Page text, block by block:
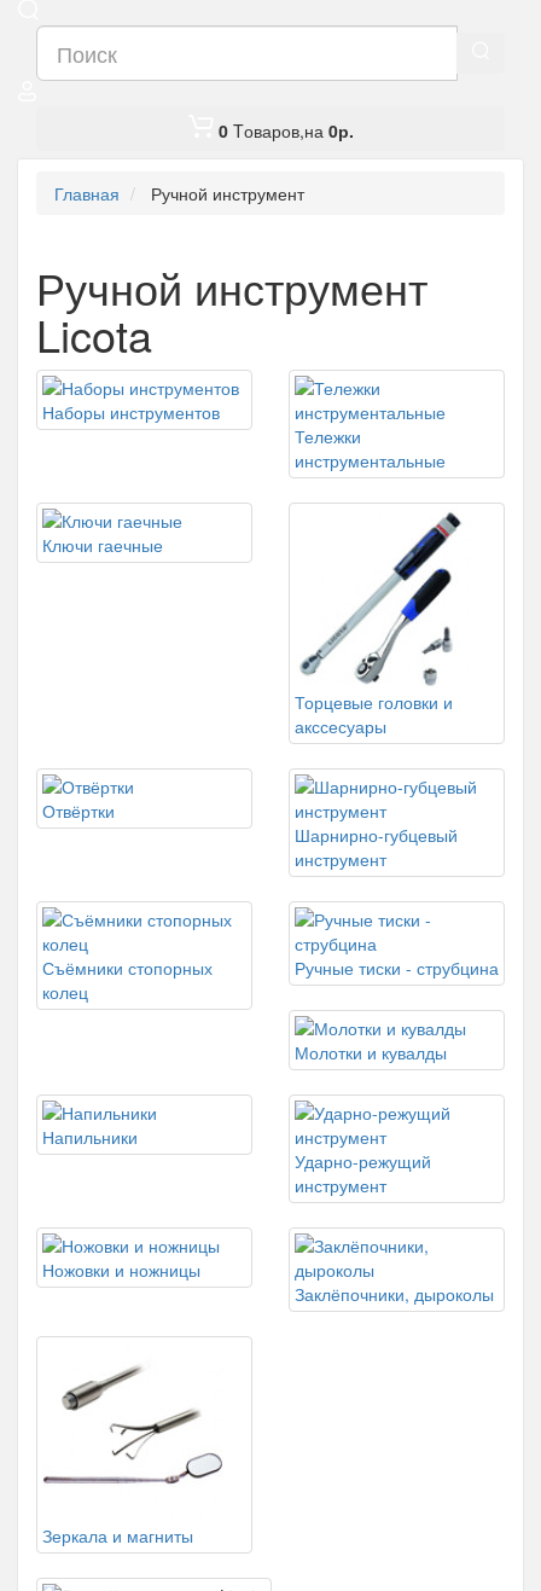
0 Tоваров,на 0р.
Главная Ручной инструмент
Ручной инструмент
Licota
Наборы инструментов
Тележки
инструментальные
Ключи гаечные
Торцевые головки и
акссесуары
Отвёртки
Шарнирно-губцевый
инструмент
Съёмники стопорных
колец
Ручные тиски - струбцина
Молотки и кувалды
Напильники
Ударно-режущий
инструмент
Ножовки и ножницы
Заклёпочники, дыроколы
Зеркала и магниты